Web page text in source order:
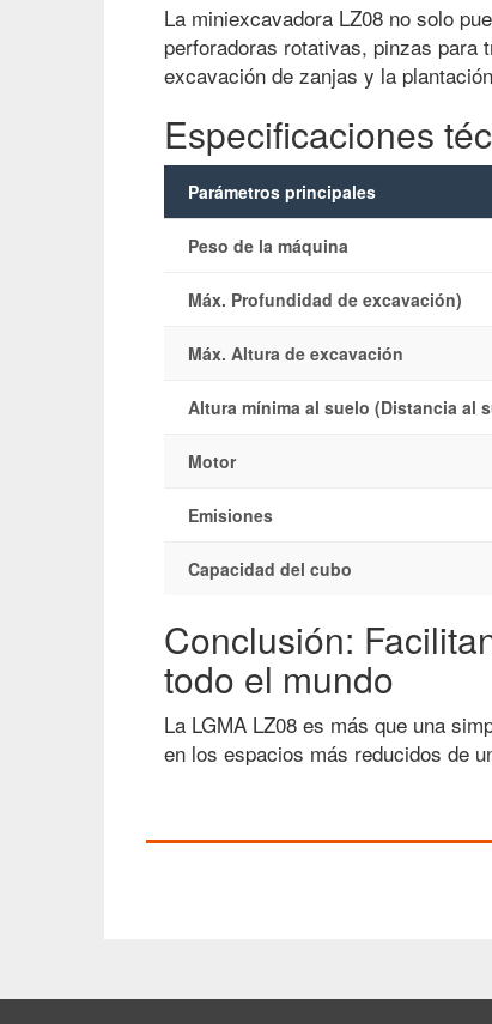
La miniexcavadora LZ08 no solo
perforadoras rotativas, pinzas para
excavación de zanjas y la
Especificaciones
Parámetros principales
Peso de la máquina
Máx. Profundidad de excavación)
Máx. Altura de excavación
Altura mínima al suelo (Distancia al
Motor
Emisiones
Capacidad del cubo
Conclusión:
todo el mundo
La LGMA LZ08 es más que una
en los espacios más reducidos de